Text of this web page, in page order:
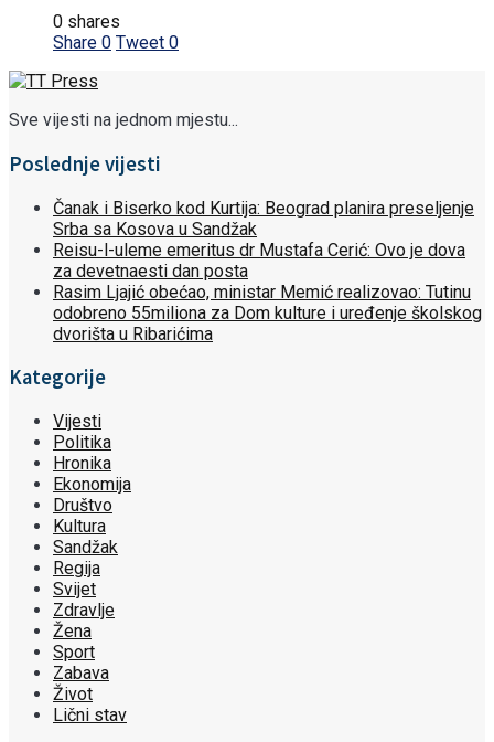
0 shares
Share 0 Tweet 0
Sve vijesti na jednom mjestu...
Poslednje vijesti
Čanak i Biserko kod Kurtija: Beograd planira preseljenje
Srba sa Kosova u Sandžak
Reisu-l-uleme emeritus dr Mustafa Cerić: Ovo je dova
za devetnaesti dan posta
Rasim Ljajić obećao, ministar Memić realizovao: Tutinu
odobreno 55miliona za Dom kulture i uređenje školskog
dvorišta u Ribarićima
Kategorije
Vijesti
Politika
Hronika
Ekonomija
Društvo
Kultura
Sandžak
Regija
Svijet
Zdravlje
Žena
Sport
Zabava
Život
Lični stav